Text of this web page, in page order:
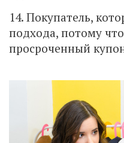
14. Покупатель,
подхода, потому
просроченный